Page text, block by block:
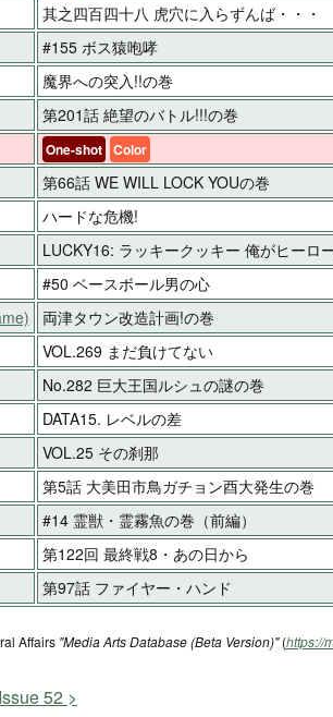
其之四百四十八 虎穴に入らずんば・・・
#155 ボス猿咆哮
魔界への突入!!の巻
第201話 絶望のバトル!!!の巻
One-shot Color
第66話 WE WILL LOCK YOUの巻
ハードな危機!
LUCKY16: ラッキークッキー 俺がヒーロ
#50 ベースボール男の心
両津タウン改造計画!の巻
VOL.269 まだ負けてない
No.282 巨大王国ルシュの謎の巻
DATA15. レベルの差
VOL.25 その刹那
第5話 大美田市鳥ガチョン酉大発生の巻
#14 霊獣・霊霧魚の巻（前編）
第122回 最終戦8・あの日から
第97話 ファイヤー・ハンド
Affairs "Media Arts Database (Beta Version)"(https://
Issue 52